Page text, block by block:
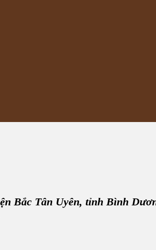
Bắc Tân Uyên, tỉnh Bình